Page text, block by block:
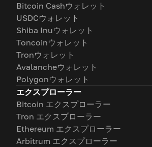
Bitcoin Cashウォレット
USDCウォレット
Shiba Inuウォレット
Toncoinウォレット
Tronウォレット
Avalancheウォレット
Polygonウォレット
エクスプローラー
Bitcoin エクスプローラー
Tron エクスプローラー
Ethereum エクスプローラー
Arbitrum エクスプローラー